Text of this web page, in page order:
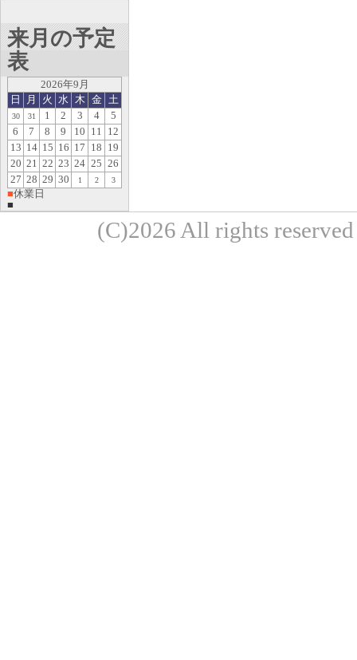
来月の予定
表
2026年9月
日
月 火 水 木 金 土
30 31 1 2 3 4
5
6
7 8 9 10 11
12
13 14 15 16 17 18 19
20 21 22 23 24 25 26
27 28 29 30 1 2 3
■休業日
■
(C)2026 All rights